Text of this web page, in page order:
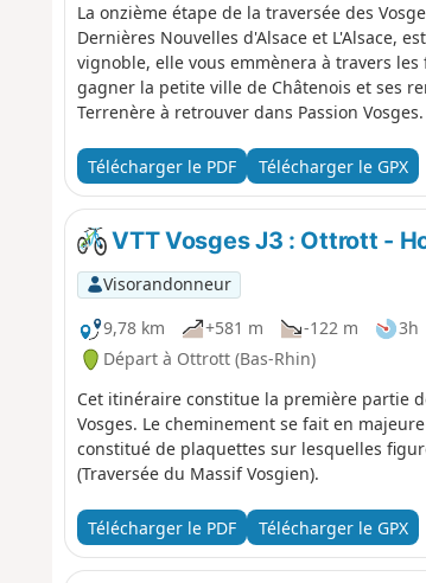
La onzième étape de la traversée des
Dernières Nouvelles d'Alsace et L'Alsace,
vignoble, elle vous emmènera à travers
gagner la petite ville de Châtenois et ses
Terrenère à retrouver dans Passion Vosges.
Télécharger le PDF Télécharger le GPX
VTT Vosges J3 : Ottrott -
Visorandonneur
9,78 km
+581 m -122 m 3h
Départ à Ottrott (Bas-Rhin)
Cet itinéraire constitue la première partie
Vosges. Le cheminement se fait en
constitué de plaquettes sur lesquelles
(Traversée du Massif Vosgien).
Télécharger le PDF Télécharger le GPX